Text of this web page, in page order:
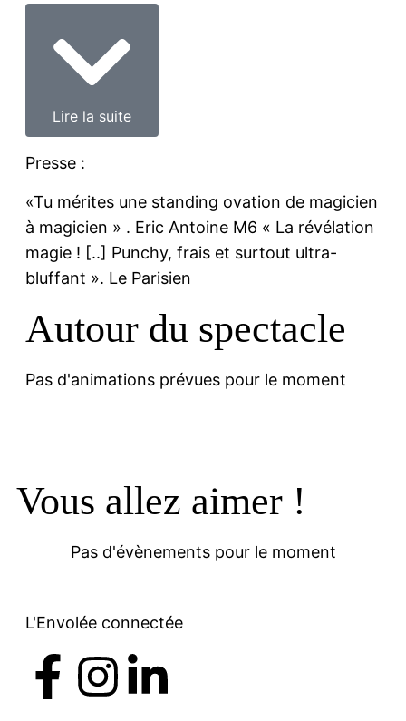
Lire la suite
Presse :
«Tu mérites une standing ovation de magicien
à magicien » . Eric Antoine M6 « La révélation
magie ! [..] Punchy, frais et surtout ultra-
bluffant ». Le Parisien
Autour du spectacle
Pas d'animations prévues pour le moment
Vous allez aimer !
Pas d'évènements pour le moment
L'Envolée connectée